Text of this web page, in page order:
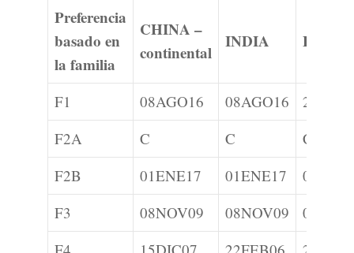
Preferencia
basado en
la familia
CHINA –
continental
INDIA
F1 08AGO16 08AGO16
F2A
C C
C
F2B
01ENE17 01ENE17
F3
08NOV09 08NOV09